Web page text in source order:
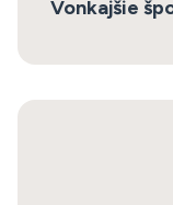
Vonkajšie